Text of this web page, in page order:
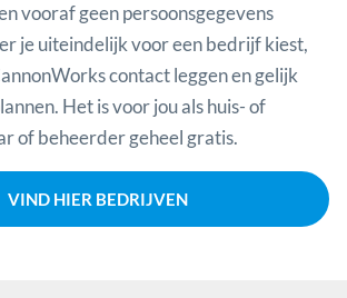
vooraf geen persoonsgegevens
je uiteindelijk voor een bedrijf kiest,
contact leggen en gelijk
Het is voor jou als huis- of
of beheerder geheel gratis.
VIND HIER BEDRIJVEN